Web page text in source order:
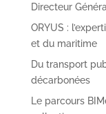
Directeur
ORYUS :
et du maritime
Du transport
décarbonées
Le parcours